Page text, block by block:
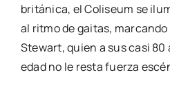
británica, el Coliseum se
al ritmo de gaitas, marcando
Stewart, quien a sus casi 80
edad no le resta fuerza